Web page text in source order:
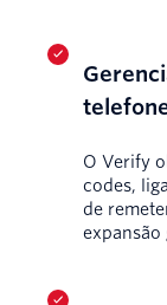
O Verify
codes,
de
expansão